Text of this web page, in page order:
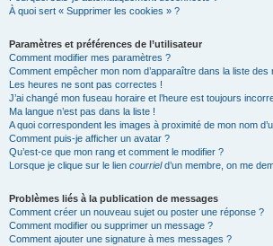
À quoi sert « Supprimer les cookies » ?
Paramètres et préférences de l’utilisateur
Comment modifier mes paramètres ?
Comment empêcher mon nom d’apparaître dans la liste
Les heures ne sont pas correctes !
J’ai changé mon fuseau horaire et l’heure est toujours
Ma langue n’est pas dans la liste !
A quoi correspondent les images à proximité de mon nom
Comment puis-je afficher un avatar ?
Qu’est-ce que mon rang et comment le modifier ?
Lorsque je clique sur le lien courrield’un membre, on me
Problèmes liés à la publication de messages
Comment créer un nouveau sujet ou poster une réponse ?
Comment modifier ou supprimer un message ?
Comment ajouter une signature à mes messages ?